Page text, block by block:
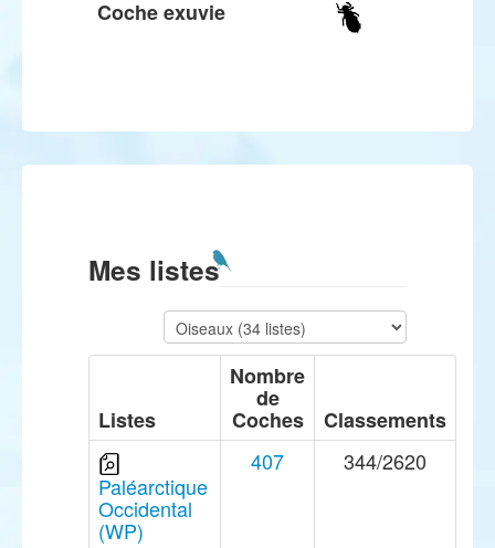
Coche exuvie
Mes listes
Listes
Nombre
de
Coches Classements
Paléarctique
Occidental
(WP)
407 344/2620